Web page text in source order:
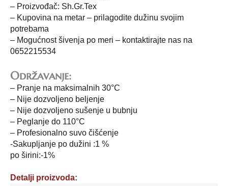
– Proizvođač: Sh.Gr.Tex
– Kupovina na metar – prilagodite dužinu svojim
potrebama
– Mogućnost šivenja po meri – kontaktirajte nas na
0652215534
Održavanje:
– Pranje na maksimalnih 30°C
– Nije dozvoljeno beljenje
– Nije dozvoljeno sušenje u bubnju
– Peglanje do 110°C
– Profesionalno suvo čišćenje
-Sakupljanje po dužini :1 %
po širini:-1%
Detalji proizvoda: